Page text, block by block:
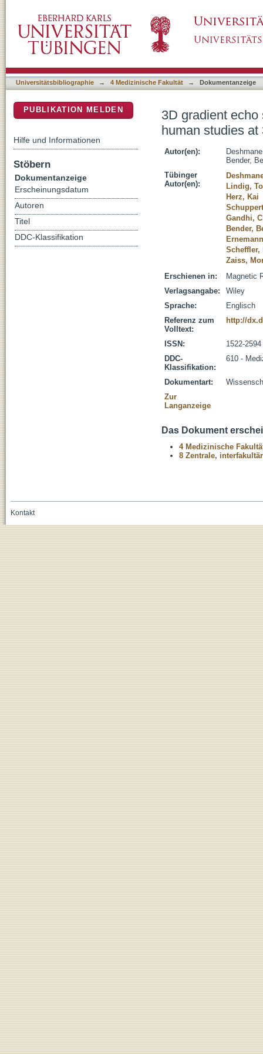
Universitätsbibliographie → 4 Medizinische Fakultät → Dokumentanzeige
3D gradient
human studies at
Autor(en):
Bender,
Tübinger
Autor(en):
Lindig,
Herz, Kai
Gandhi,
Bender,
Scheffler,
Zaiss,
Erschienen in:
Magnetic
Verlagsangabe:
Wiley
Sprache:
Englisch
Referenz zum
Volltext:
http://
ISSN:
1522-2594
DDC-
Klassifikation:
610 -
Dokumentart:
Zur
Langanzeige
Das Dokument
4 Medizinische
8 Zentrale,
PUBLIKATION MELDEN
Hilfe und Informationen
Stöbern
Dokumentanzeige
Erscheinungsdatum
Autoren
Titel
DDC-Klassifikation
Kontakt